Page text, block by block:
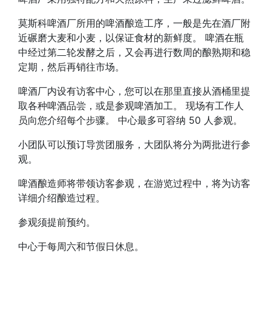
莫斯科啤酒厂所用的啤酒酿造工序，一般是先在酒厂附
近碾磨大麦和小麦，以保证食材的新鲜度。 啤酒在瓶
中经过第二轮发酵之后，又会再进行数周的酿熟期和稳
定期，然后再销往市场。
啤酒厂内设有访客中心，您可以在那里直接从酒桶里提
取各种啤酒品尝，或是参观啤酒加工。 现场有工作人
员向您介绍每个步骤。 中心最多可容纳 50 人参观。
小团队可以预订导赏团服务，大团队将分为两批进行参
观。
啤酒酿造师将带领访客参观，在游览过程中，将为访客
详细介绍酿造过程。
参观须提前预约。
中心于每周六和节假日休息。